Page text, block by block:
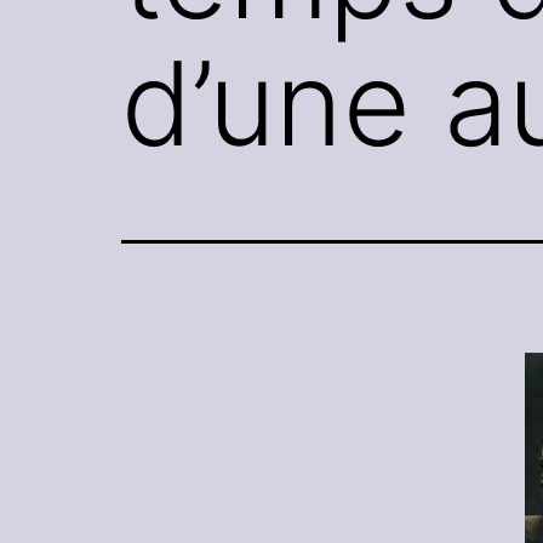
d’une